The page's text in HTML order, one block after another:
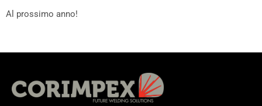
Al prossimo anno!